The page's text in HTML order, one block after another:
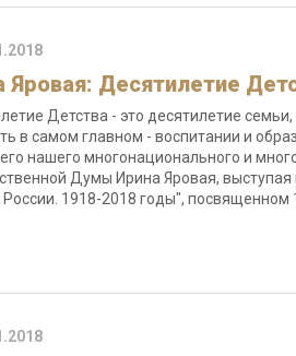
Яровая: Десятилетие
Детства - это десятилетие
в самом главном - воспитании и
нашего многонационального и
Думы Ирина Яровая,
России. 1918-2018 годы",